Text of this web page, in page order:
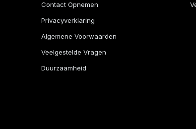
Contact Opnemen
Privacyverklaring
Algemene Voorwaarden
Veelgestelde Vragen
Duurzaamheid